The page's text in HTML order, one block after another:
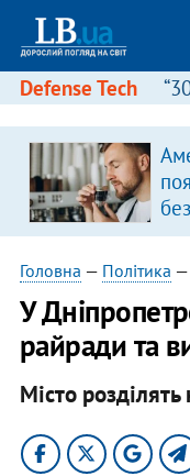
Defense Tech
Головна — Політика —
У
райради та
Місто